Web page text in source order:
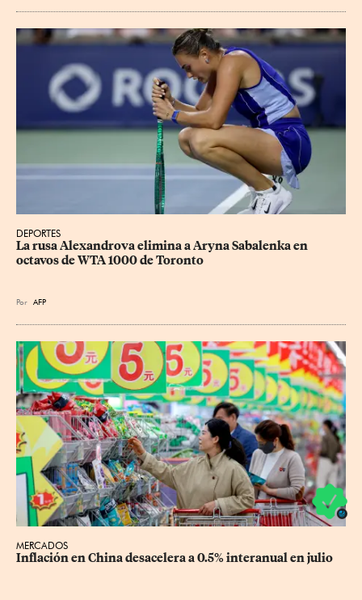
DEPORTES
La rusa Alexandrova elimina a Aryna Sabalenka en
octavos de WTA 1000 de Toronto
Por AFP
MERCADOS
Inflación en China desacelera a 0.5% interanual en julio